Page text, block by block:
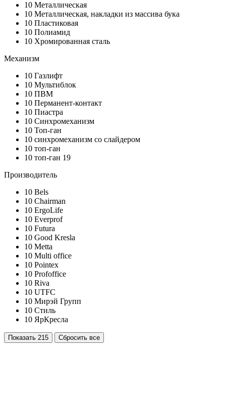
10 Металлическая
10 Металлическая, накладки из массива бука
10 Пластиковая
10 Полиамид
10 Хромированная сталь
Механизм
10 Газлифт
10 Мультиблок
10 ПВМ
10 Перманент-контакт
10 Пиастра
10 Синхромеханизм
10 Топ-ган
10 синхромеханизм со слайдером
10 топ-ган
10 топ-ган 19
Производитель
10 Bels
10 Chairman
10 ErgoLife
10 Everprof
10 Futura
10 Good Kresla
10 Metta
10 Multi office
10 Pointex
10 Profoffice
10 Riva
10 UTFC
10 Мирэй Групп
10 Стиль
10 ЯрКресла
Показать 215 Сбросить все